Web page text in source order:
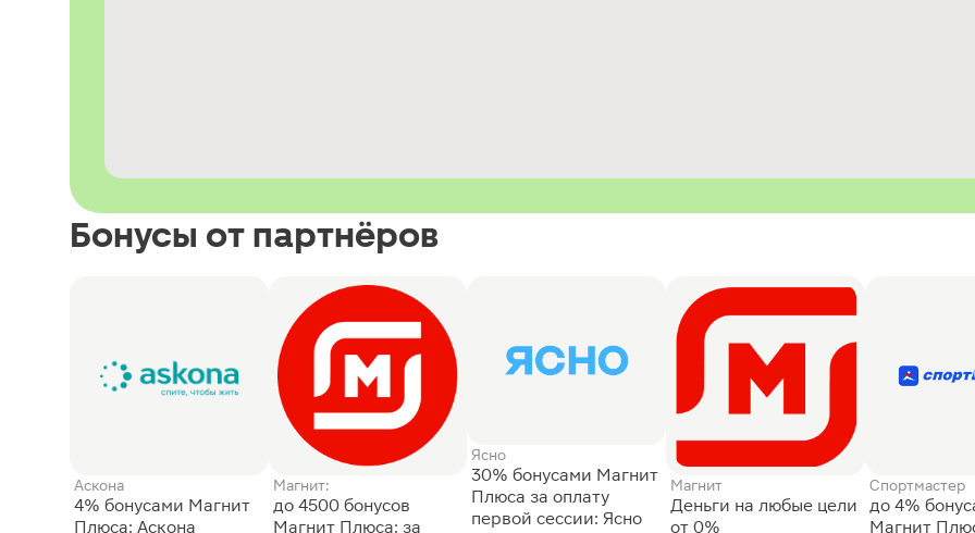
Бонусы от партнёров
Аскона
4% бонусами Магнит
Плюса: Аскона
Магнит:
до 4500 бонусов
Магнит Плюса: за
Ясно
30% бонусами Магнит
Плюса за оплату
первой сессии: Ясно
Магнит
Деньги на любые цели
от 0%
Спортмастер
до 4%
Магнит